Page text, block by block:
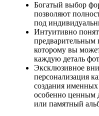
Богатый выбор
позволяют
под
Интуитивно
предварительным
которому вы
каждую деталь
Эксклюзивное
персонализация
создания
особенно ценным
или памятный